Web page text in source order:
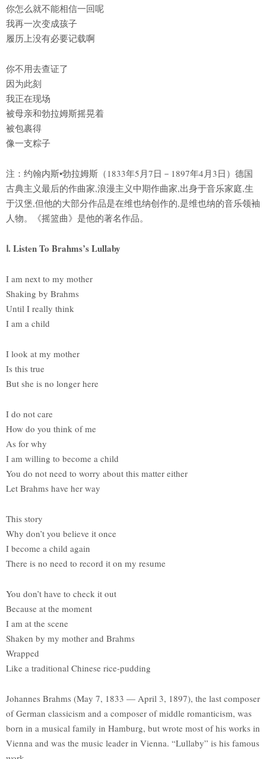
你怎么就不能相信一回呢
我再一次变成孩子
履历上没有必要记载啊
你不用去查证了
因为此刻
我正在现场
被母亲和勃拉姆斯摇晃着
被包裹得
像一支粽子
注：约翰内斯•勃拉姆斯（1833年5月7日－1897年4月3日）德国
古典主义最后的作曲家,浪漫主义中期作曲家,出身于音乐家庭,生
于汉堡,但他的大部分作品是在维也纳创作的,是维也纳的音乐领袖
人物。《摇篮曲》是他的著名作品。
Ⅰ. Listen To Brahms’s Lullaby
I am next to my mother
Shaking by Brahms
Until I really think
I am a child
I look at my mother
Is this true
But she is no longer here
I do not care
How do you think of me
As for why
I am willing to become a child
You do not need to worry about this matter either
Let Brahms have her way
This story
Why don’t you believe it once
I become a child again
There is no need to record it on my resume
You don’t have to check it out
Because at the moment
I am at the scene
Shaken by my mother and Brahms
Wrapped
Like a traditional Chinese rice-pudding
Johannes Brahms (May 7, 1833 — April 3, 1897), the last composer
of German classicism and a composer of middle romanticism, was
born in a musical family in Hamburg, but wrote most of his works in
Vienna and was the music leader in Vienna. “Lullaby” is his famous